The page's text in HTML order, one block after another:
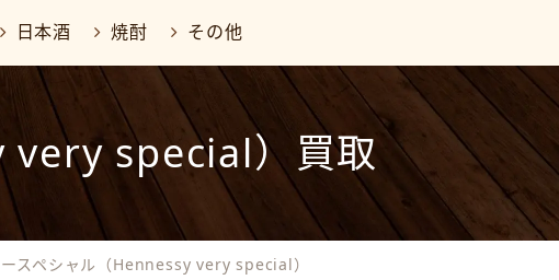
日本酒 焼酎 その他
very special）買取
スペシャル（Hennessy very special）